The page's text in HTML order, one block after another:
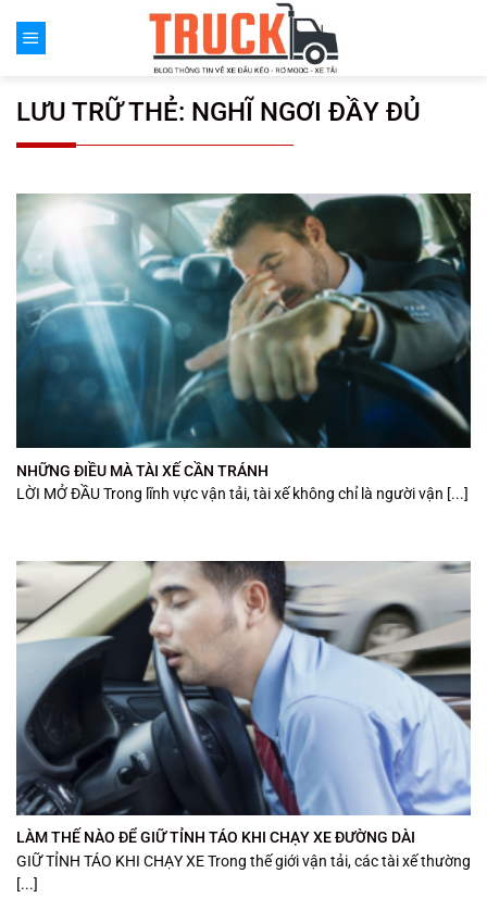
đến
LƯU TRỮ THẺ: NGHĨ NGƠI ĐẦY ĐỦ
NHỮNG ĐIỀU MÀ TÀI XẾ CẦN TRÁNH
LỜI MỞ ĐẦU Trong lĩnh vực vận tải, tài xế không chỉ là người vận [...]
LÀM THẾ NÀO ĐỂ GIỮ TỈNH TÁO KHI CHẠY XE ĐƯỜNG DÀI
GIỮ TỈNH TÁO KHI CHẠY XE Trong thế giới vận tải, các tài xế thường
[...]